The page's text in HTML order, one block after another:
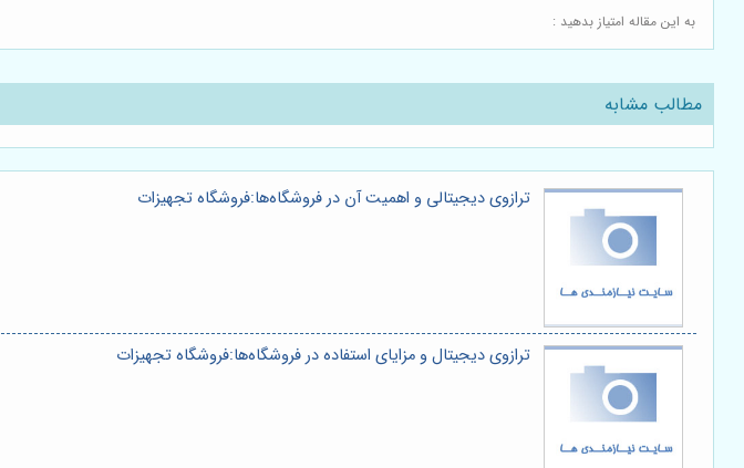
به این مقاله امتیاز بدهید :
مطالب مشابه
ترازوی دیجیتالی و اهمیت آن در فروشگاه‌ها:فروشگاه تجهیزات
ترازوی دیجیتال و مزایای استفاده در فروشگاه‌ها:فروشگاه تجهیزات